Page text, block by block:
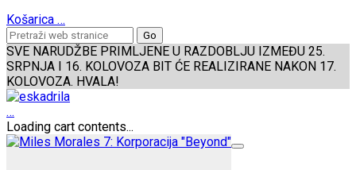
Košarica …
SVE NARUDŽBE PRIMLJENE U RAZDOBLJU IZMEĐU 25.
SRPNJA I 16. KOLOVOZA BIT ĆE REALIZIRANE NAKON 17.
KOLOVOZA. HVALA!
…
Loading cart contents...